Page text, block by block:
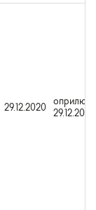
29.12.2020
29.12.2020